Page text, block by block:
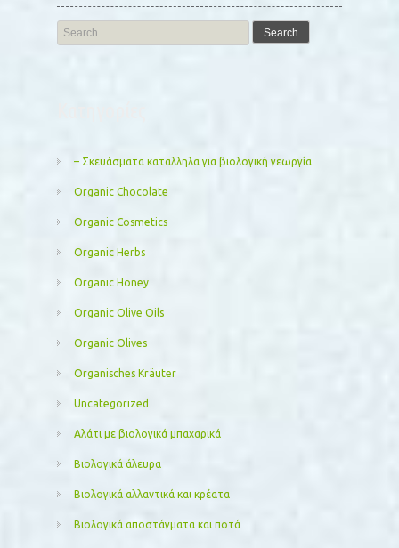
Search
for:
– Σκευάσματα καταλληλα για βιολογική γεωργία
Organic Chocolate
Organic Cosmetics
Organic Herbs
Organic Honey
Organic Olive Oils
Organic Olives
Organisches Kräuter
Uncategorized
Αλάτι με βιολογικά μπαχαρικά
Βιολογικά άλευρα
Βιολογικά αλλαντικά και κρέατα
Βιολογικά αποστάγματα και ποτά